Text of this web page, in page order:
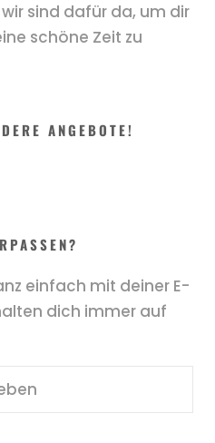
sind dafür da, um dir
schöne Zeit zu
ANGEBOTE!
einfach mit deiner E-
dich immer auf